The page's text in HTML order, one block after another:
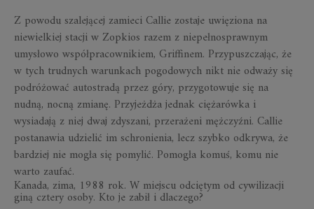
Z powodu szalejącej zamieci Callie zostaje uwięziona na
niewielkiej stacji w Zopkios razem z niepełnosprawnym
umysłowo współpracownikiem, Griffinem. Przypuszczając, że
w tych trudnych warunkach pogodowych nikt nie odważy się
podróżować autostradą przez góry, przygotowuje się na
nudną, nocną zmianę. Przyjeżdża jednak ciężarówka i
wysiadają z niej dwaj zdyszani, przerażeni mężczyźni. Callie
postanawia udzielić im schronienia, lecz szybko odkrywa, że
bardziej nie mogła się pomylić. Pomogła komuś, komu nie
warto zaufać.
Kanada, zima, 1988 rok. W miejscu odciętym od cywilizacji
giną cztery osoby. Kto je zabił i dlaczego?